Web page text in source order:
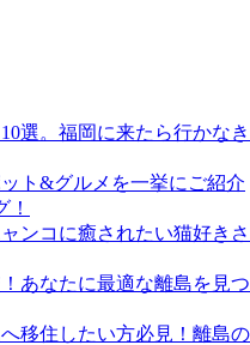
選。福岡に来たら行かなき
ト&グルメを一挙にご紹介
ンコに癒されたい猫好きさ
あなたに最適な離島を見つ
移住したい方必見！離島の